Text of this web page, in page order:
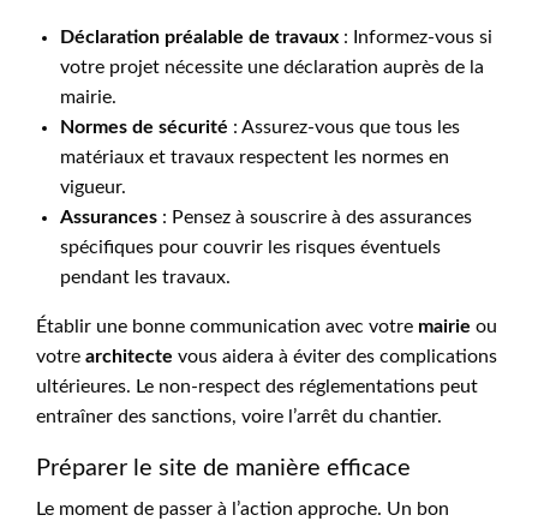
Déclaration préalable de travaux : Informez-vous si
votre projet nécessite une déclaration auprès de la
mairie.
Normes de sécurité : Assurez-vous que tous les
matériaux et travaux respectent les normes en
vigueur.
Assurances : Pensez à souscrire à des assurances
spécifiques pour couvrir les risques éventuels
pendant les travaux.
Établir une bonne communication avec votre mairie ou
votre architecte vous aidera à éviter des complications
ultérieures. Le non-respect des réglementations peut
entraîner des sanctions, voire l’arrêt du chantier.
Préparer le site de manière efficace
Le moment de passer à l’action approche. Un bon